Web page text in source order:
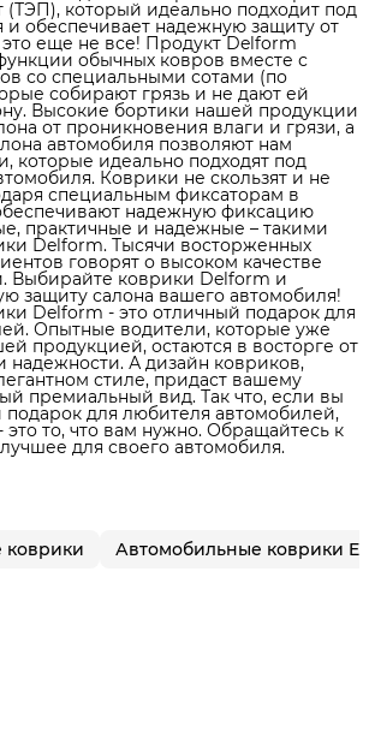
(ТЭП), который идеально подходит под
и обеспечивает надежную защиту от
еще не все! Продукт Delform
обычных ковров вместе с
со специальными сотами (по
собирают грязь и не дают ей
Высокие бортики нашей продукции
от проникновения влаги и грязи, а
автомобиля позволяют нам
которые идеально подходят под
Коврики не скользят и не
специальным фиксаторам в
надежную фиксацию
практичные и надежные – такими
Delform. Тысячи восторженных
говорят о высоком качестве
Выбирайте коврики Delform и
защиту салона вашего автомобиля!
Delform - это отличный подарок для
Опытные водители, которые уже
продукцией, остаются в восторге от
надежности. А дизайн ковриков,
стиле, придаст вашему
премиальный вид. Так что, если вы
для любителя автомобилей,
то, что вам нужно. Обращайтесь к
для своего автомобиля.
коврики Автомобильные коврики